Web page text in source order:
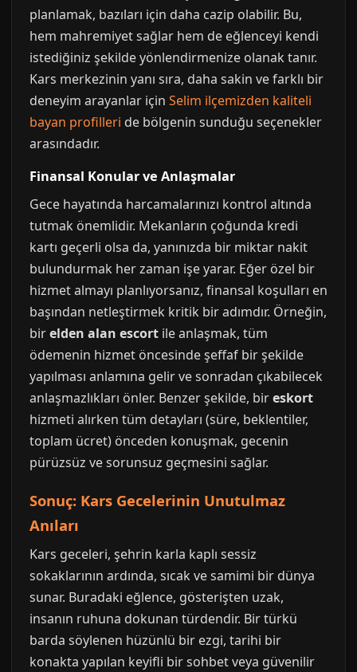
planlamak, bazıları için daha cazip olabilir. Bu,
hem mahremiyet sağlar hem de eğlenceyi kendi
istediğiniz şekilde yönlendirmenize olanak tanır.
Kars merkezinin yanı sıra, daha sakin ve farklı bir
deneyim arayanlar için Selim ilçemizden kaliteli
bayan profilleri de bölgenin sunduğu seçenekler
arasındadır.
Finansal Konular ve Anlaşmalar
Gece hayatında harcamalarınızı kontrol altında
tutmak önemlidir. Mekanların çoğunda kredi
kartı geçerli olsa da, yanınızda bir miktar nakit
bulundurmak her zaman işe yarar. Eğer özel bir
hizmet almayı planlıyorsanız, finansal koşulları en
başından netleştirmek kritik bir adımdır. Örneğin,
birelden alan escort ile anlaşmak, tüm
ödemenin hizmet öncesinde şeffaf bir şekilde
yapılması anlamına gelir ve sonradan çıkabilecek
anlaşmazlıkları önler. Benzer şekilde, bireskort
hizmeti alırken tüm detayları (süre, beklentiler,
toplam ücret) önceden konuşmak, gecenin
pürüzsüz ve sorunsuz geçmesini sağlar.
Sonuç: Kars Gecelerinin Unutulmaz
Anıları
Kars geceleri, şehrin karla kaplı sessiz
sokaklarının ardında, sıcak ve samimi bir dünya
sunar. Buradaki eğlence, gösterişten uzak,
insanın ruhuna dokunan türdendir. Bir türkü
barda söylenen hüzünlü bir ezgi, tarihi bir
konakta yapılan keyifli bir sohbet veya güvenilir